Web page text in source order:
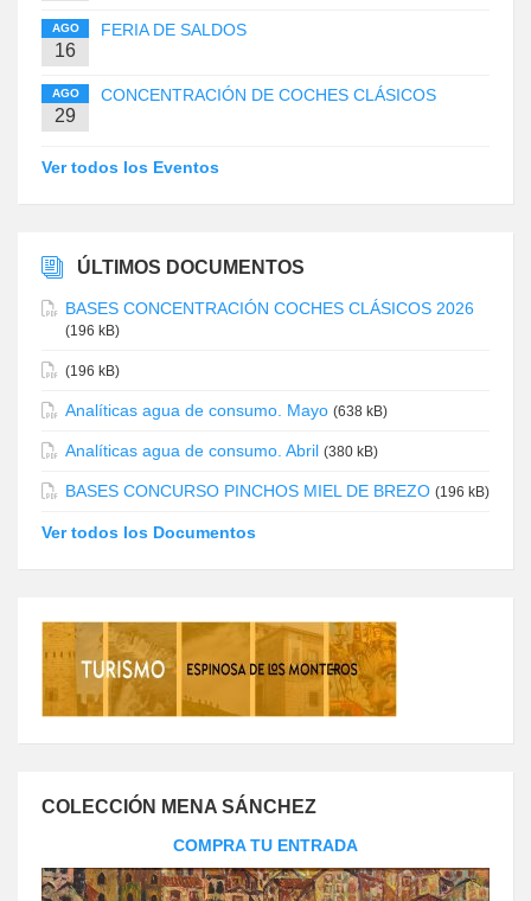
AGO
16
FERIA DE SALDOS
AGO
29
CONCENTRACIÓN DE COCHES CLÁSICOS
Ver todos los Eventos
ÚLTIMOS DOCUMENTOS
BASES CONCENTRACIÓN COCHES CLÁSICOS 2026
(196 kB)
(196 kB)
Analíticas agua de consumo. Mayo (638 kB)
Analíticas agua de consumo. Abril (380 kB)
BASES CONCURSO PINCHOS MIEL DE BREZO (196 kB)
Ver todos los Documentos
COLECCIÓN MENA SÁNCHEZ
COMPRA TU ENTRADA